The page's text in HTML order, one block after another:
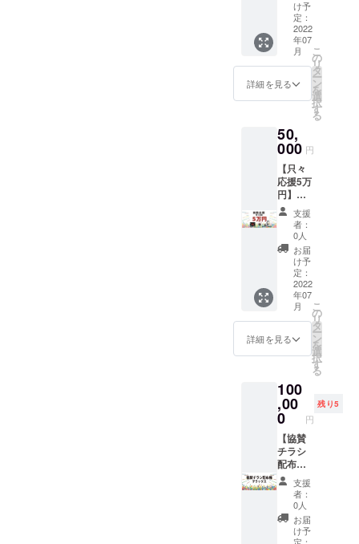
室を継
ぐため
美容商
材の
ディー
転職
し、美
食品な
どを学
ぶ。 70
年続く
理容室
に入り8
店舗の
運営に
携わる
も、本
物の美
と健康
を追求
するた
めに、
培農家
になる
に転
身。休
耕地の
再生と
オンラ
インで
の美と
健康の
セミ
ナーを
開催
中。ア
援者様
のご負
担でお
願いし
ます。
※公序良
俗に反
反する
内容な
どはお
受けで
きませ
ん。そ
の場合
の返金
もいた
しかね
ます。
※配布期
間は当
日のみ
となり
開あ
り）を
お知ら
せいた
しま
す。 ※
スマホ
してい
ただけ
ます。
※ＣＡＭ
ＰＦＩ
ＲＥの
プラッ
フォー
ムを利
用した
履行と
なりま
す。
るダイ
エット
大会を
運営し
ていき
ません
か？ 今
回は第
一回目
となり
ますの
で、こ
れから
どんど
ん大き
な大会
にして
いこう
と日々
運営ス
タッフ
が奮闘
してい
ます。
あなた
の力を
い！
【内
容】 ・
運営ス
タッフ
として
一緒に
働いて
いただ
きま
す。 ・
毎月開
け予
定：
2022
年07
月
詳細を見る
こ
の
リ
タ
ー
ン
を
選
択
す
る
50,
000 円
【只々
応援5万
円】
只々応
援！
只々感
謝の応
援枠！
【内
容】 ・
当協議
会より
お礼の
（直
筆・郵
送）と
況を随
時お知
らせ。
・感謝
状を贈
らせて
いただ
きま
す。 ・
当日の
LIVE観
戦がで
きる
支援
者：
0人
お届
け予
定：
2022
年07
月
詳細を見る
こ
の
リ
タ
ー
ン
を
選
択
す
る
100
,00
0 円
残り5
【協賛
チラシ
配布権
DX】 ダ
イエッ
ト大会
当日の
会場に
会場に
支援
者：
0人
お届
け予